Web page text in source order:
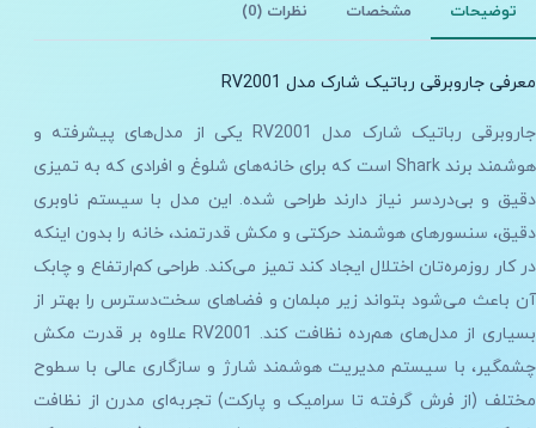
توضیحات مشخصات نظرات (0)
معرفی جاروبرقی رباتیک شارک مدل RV2001
جاروبرقی رباتیک شارک مدل RV2001 یکی از مدل‌های پیشرفته و
هوشمند برند Shark است که برای خانه‌های شلوغ و افرادی که به تمیزی
دقیق و بی‌دردسر نیاز دارند طراحی شده. این مدل با سیستم ناوبری
دقیق، سنسورهای هوشمند حرکتی و مکش قدرتمند، خانه را بدون اینکه
در کار روزمره‌تان اختلال ایجاد کند تمیز می‌کند. طراحی کم‌ارتفاع و چابک
آن باعث می‌شود بتواند زیر مبلمان و فضاهای سخت‌دسترس را بهتر از
بسیاری از مدل‌های هم‌رده نظافت کند. RV2001 علاوه بر قدرت مکش
چشمگیر، با سیستم مدیریت هوشمند شارژ و سازگاری عالی با سطوح
مختلف (از فرش گرفته تا سرامیک و پارکت) تجربه‌ای مدرن از نظافت